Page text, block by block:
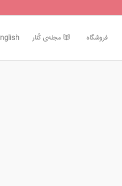
فروشگاه مجله‌ی کُنار